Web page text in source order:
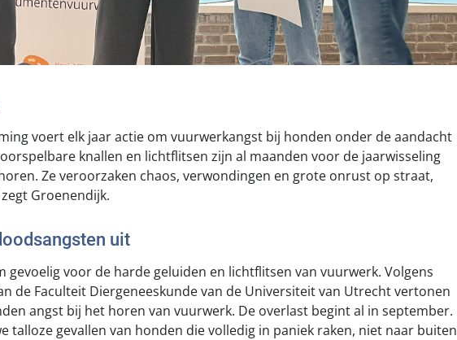
voert elk jaar actie om vuurwerkangst bij honden onder de aandacht
knallen en lichtflitsen zijn al maanden voor de jaarwisseling
Ze veroorzaken chaos, verwondingen en grote onrust op straat,
Groenendijk.
uit
gevoelig voor de harde geluiden en lichtflitsen van vuurwerk. Volgens
de Faculteit Diergeneeskunde van de Universiteit van Utrecht vertonen
angst bij het horen van vuurwerk. De overlast begint al in september.
talloze gevallen van honden die volledig in paniek raken, niet naar buiten